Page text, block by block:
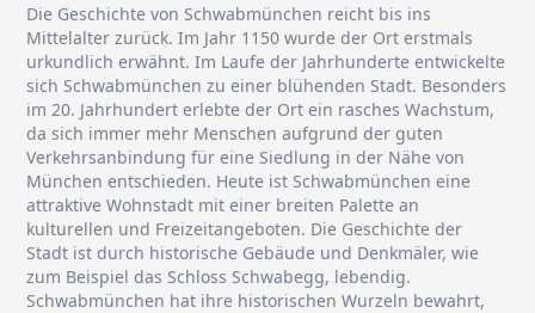
Die Geschichte von Schwabmünchen reicht bis ins
Mittelalter zurück. Im Jahr 1150 wurde der Ort erstmals
urkundlich erwähnt. Im Laufe der Jahrhunderte entwickelte
sich Schwabmünchen zu einer blühenden Stadt. Besonders
im 20. Jahrhundert erlebte der Ort ein rasches Wachstum,
da sich immer mehr Menschen aufgrund der guten
Verkehrsanbindung für eine Siedlung in der Nähe von
München entschieden. Heute ist Schwabmünchen eine
attraktive Wohnstadt mit einer breiten Palette an
kulturellen und Freizeitangeboten. Die Geschichte der
Stadt ist durch historische Gebäude und Denkmäler, wie
zum Beispiel das Schloss Schwabegg, lebendig.
Schwabmünchen hat ihre historischen Wurzeln bewahrt,